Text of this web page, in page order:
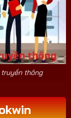
thông